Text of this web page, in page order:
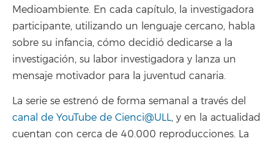
Medioambiente. En cada capítulo, la investigadora
participante, utilizando un lenguaje cercano, habla
sobre su infancia, cómo decidió dedicarse a la
investigación, su labor investigadora y lanza un
mensaje motivador para la juventud canaria.
La serie se estrenó de forma semanal a través del
canal de YouTube de Cienci@ULL, y en la actualidad
cuentan con cerca de 40.000 reproducciones. La